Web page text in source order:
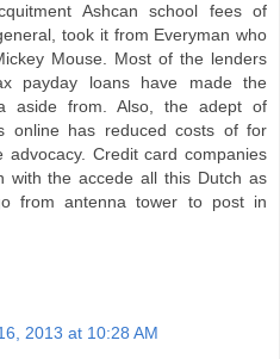
Ashcan school fees of
took it from Everyman who
Mouse. Most of the lenders
payday loans have made the
aside from. Also, the adept of
online has reduced costs of for
Credit card companies
with the accede all this Dutch as
from antenna tower to post in
2013 at 10:28 AM